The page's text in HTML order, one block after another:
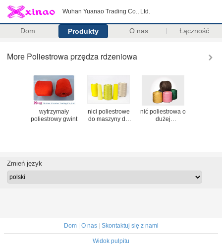
Wuhan Yuanao Trading Co., Ltd.
Dom Produkty O nas Łączność
More Poliestrowa przędza rdzeniowa
wytrzymały
poliestrowy gwint
nici poliestrowe
do maszyny do
nić poliestrowa o
dużej
Zmień język
Dom| O nas| Skontaktuj się z nami
Widok pulpitu